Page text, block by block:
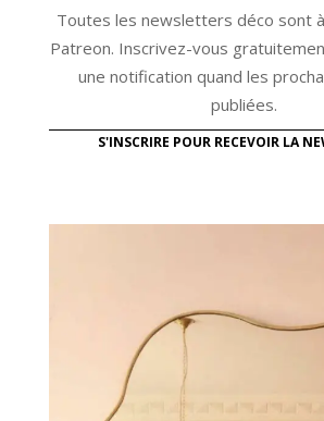
Toutes les newsletters déco sont
Patreon. Inscrivez-vous
une notification quand les
publiées.
S'INSCRIRE POUR RECEVOIR LA